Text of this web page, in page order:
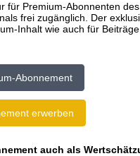
für Premium-Abonnenten des
frei zugänglich. Der
Inhalt wie auch für
Abonnement
erwerben
auch als